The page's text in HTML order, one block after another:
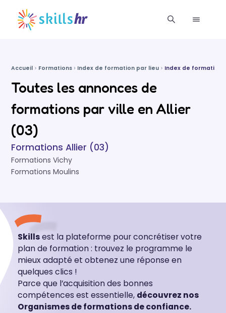
Accueil Formations Index de formation par lieu Index de
Toutes les annonces de
formations par ville en Allier
(03)
Formations Allier (03)
Formations Vichy
Formations Moulins
Skillsest la plateforme pour concrétiser votre
plan de formation : trouvez le programme le
mieux adapté et obtenez une réponse en
quelques clics !
Parce que l’acquisition des bonnes
compétences est essentielle, découvrez nos
Organismes de formations de confiance.